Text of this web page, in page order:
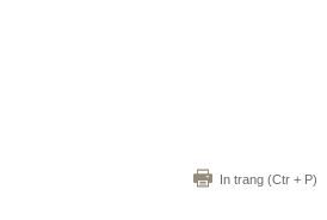
In trang (Ctr + P)